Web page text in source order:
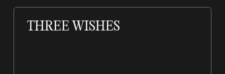
THREE WISHES